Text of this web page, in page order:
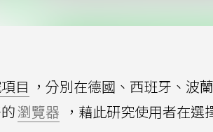
目 ，分別在德國、西班牙、波
瀏覽器 ，藉此研究使用者在選